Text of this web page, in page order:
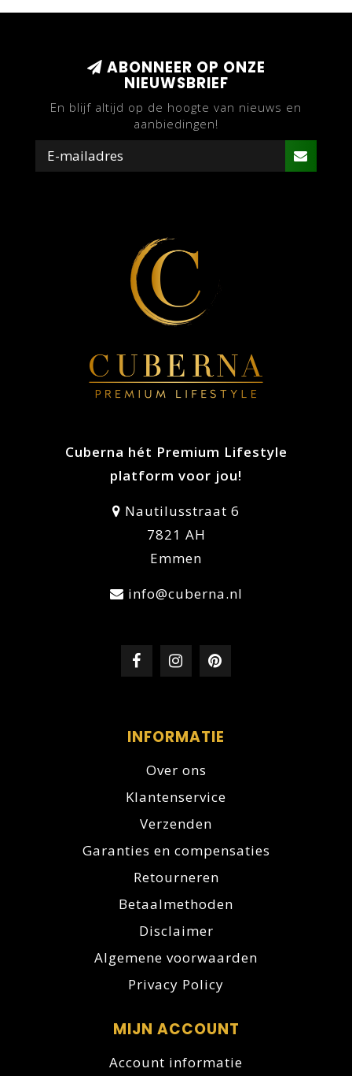
ABONNEER OP ONZE
NIEUWSBRIEF
En blijf altijd op de hoogte van nieuws en
aanbiedingen!
Cuberna hét Premium Lifestyle
platform voor jou!
Nautilusstraat 6
7821 AH
Emmen
info@cuberna.nl
INFORMATIE
Over ons
Klantenservice
Verzenden
Garanties en compensaties
Retourneren
Betaalmethoden
Disclaimer
Algemene voorwaarden
Privacy Policy
MIJN ACCOUNT
Account informatie